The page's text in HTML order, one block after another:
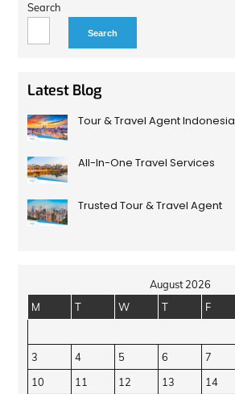
Search
Search
Latest Blog
Tour & Travel Agent Indonesia
All-In-One Travel Services
Trusted Tour & Travel Agent
August 2026
M
T W T F
3
4 5 6 7
10
11 12 13 14